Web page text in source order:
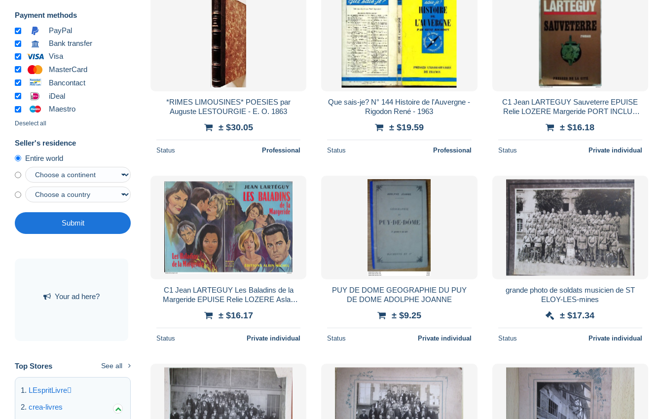
Payment methods
PayPal
Bank transfer
Visa
MasterCard
Bancontact
iDeal
Maestro
Deselect all
Seller's residence
Entire world
Submit
Your ad here?
Top Stores See all
LEspritLivre
crea-livres
*RIMES LIMOUSINES* POESIES par
Auguste LESTOURGIE - E. O. 1863
± $30.05
Status Professional
Que sais-je? N° 144 Histoire de l'Auvergne -
Rigodon René - 1963
± $19.59
Status Professional
C1 Jean LARTEGUY Sauveterre EPUISE
Relie LOZERE Margeride PORT INCLUS
± $16.18
Status Private individual
C1 Jean LARTEGUY Les Baladins de la
Margeride EPUISE Relie LOZERE Aslan
± $16.17
Status Private individual
PUY DE DOME GEOGRAPHIE DU PUY
DE DOME ADOLPHE JOANNE
± $9.25
Status Private individual
grande photo de soldats musicien de ST
ELOY-LES-mines
± $17.34
Status Private individual